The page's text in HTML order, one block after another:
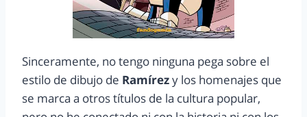
Sinceramente, no tengo ninguna pega sobre el
estilo de dibujo de Ramírezy los homenajes que
se marca a otros títulos de la cultura popular,